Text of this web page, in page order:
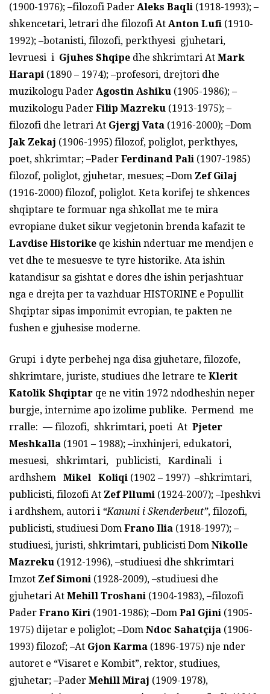
(1900-1976); –filozofi Pader Aleks Baqli (1918-1993); –
shkencetari, letrari dhe filozofi At Anton Lufi (1910-
1992); –botanisti, filozofi, perkthyesi gjuhetari,
levruesi i Gjuhes Shqipe dhe shkrimtari At Mark
Harapi (1890 – 1974); –profesori, drejtori dhe
muzikologu Pader Agostin Ashiku (1905-1986); –
muzikologu Pader Filip Mazreku (1913-1975); –
filozofi dhe letrari At Gjergj Vata (1916-2000); –Dom
Jak Zekaj (1906-1995) filozof, poliglot, perkthyes,
poet, shkrimtar; –Pader Ferdinand Pali (1907-1985)
filozof, poliglot, gjuhetar, mesues; –Dom Zef Gilaj
(1916-2000) filozof, poliglot. Keta korifej te shkences
shqiptare te formuar nga shkollat me te mira
evropiane duket sikur vegjetonin brenda kafazit te
Lavdise Historike qe kishin ndertuar me mendjen e
vet dhe te mesuesve te tyre historike. Ata ishin
katandisur sa gishtat e dores dhe ishin perjashtuar
nga e drejta per ta vazhduar HISTORINE e Popullit
Shqiptar sipas imponimit evropian, te pakten ne
fushen e gjuhesise moderne.
Grupi i dyte perbehej nga disa gjuhetare, filozofe,
shkrimtare, juriste, studiues dhe letrare te Klerit
Katolik Shqiptar qe ne vitin 1972 ndodheshin neper
burgje, internime apo izolime publike. Permend me
rralle: — filozofi, shkrimtari, poeti At Pjeter
Meshkalla (1901 – 1988); –inxhinjeri, edukatori,
mesuesi, shkrimtari, publicisti, Kardinali i
ardhshem Mikel Koliqi (1902 – 1997) –shkrimtari,
publicisti, filozofi At Zef Pllumi (1924-2007); –Ipeshkvi
i ardhshem, autori i “Kanuni i Skenderbeut”, filozofi,
publicisti, studiuesi Dom Frano Ilia (1918-1997); –
studiuesi, juristi, shkrimtari, publicisti Dom Nikolle
Mazreku (1912-1996), –studiuesi dhe shkrimtari
Imzot Zef Simoni (1928-2009), –studiuesi dhe
gjuhetari At Mehill Troshani (1904-1983), –filozofi
Pader Frano Kiri (1901-1986); –Dom Pal Gjini (1905-
1975) dijetar e poliglot; –Dom Ndoc Sahatçija (1906-
1993) filozof; –At Gjon Karma (1896-1975) nje nder
autoret e “Visaret e Kombit”, rektor, studiues,
gjuhetar; –Pader Mehill Miraj (1909-1978),